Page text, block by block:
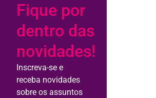
Fique por
dentro das
novidades!
Inscreva-se e
receba novidades
sobre os assuntos